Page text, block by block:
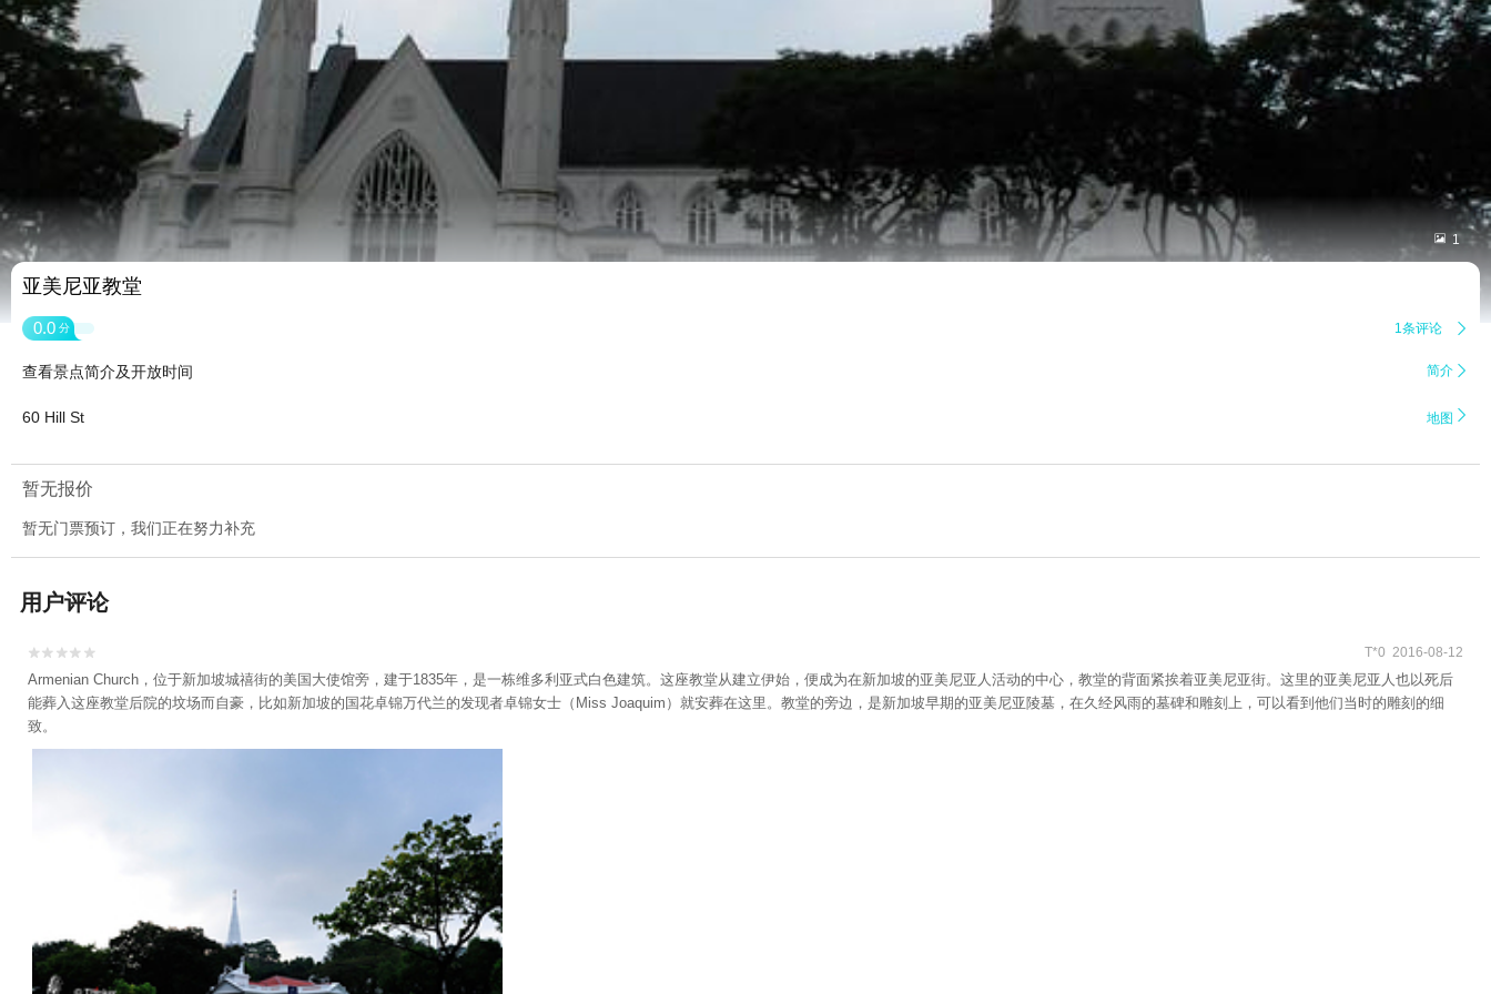
 1
亚美尼亚教堂
0.0 分 1条评论 
查看景点简介及开放时间 简介 
60 Hill St 地图 
暂无报价
暂无门票预订，我们正在努力补充
用户评论

 T*0 2016-08-12
Armenian Church，位于新加坡城禧街的美国大使馆旁，建于1835年，是一栋维多利亚式白色建筑。这座教堂从建立伊始，便成为在新加坡的亚美尼亚人活动的中心，教堂的背面紧挨着亚美尼亚街。这里的亚美尼亚人也以死后
能葬入这座教堂后院的坟场而自豪，比如新加坡的国花卓锦万代兰的发现者卓锦女士（Miss Joaquim）就安葬在这里。教堂的旁边，是新加坡早期的亚美尼亚陵墓，在久经风雨的墓碑和雕刻上，可以看到他们当时的雕刻的细
致。